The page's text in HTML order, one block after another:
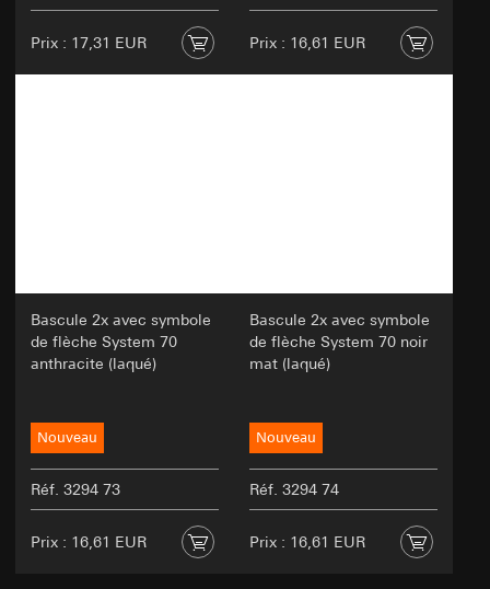
Prix : 17,31 EUR Prix : 16,61 EUR
Bascule 2x avec symbole
de flèche System 70
anthracite (laqué)
Nouveau
Réf. 3294 73
Prix : 16,61 EUR
Bascule 2x avec symbole
de flèche System 70 noir
mat (laqué)
Nouveau
Réf. 3294 74
Prix : 16,61 EUR